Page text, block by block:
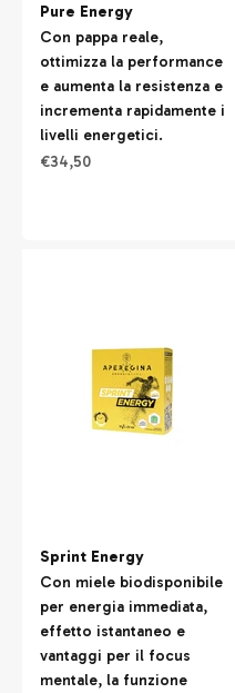
Pure Energy
Con pappa reale,
ottimizza la performance
e aumenta la resistenza e
incrementa rapidamente i
livelli energetici.
Prezzo scontato
€34,50
Sprint Energy
Con miele biodisponibile
per energia immediata,
effetto istantaneo e
vantaggi per il focus
mentale, la funzione